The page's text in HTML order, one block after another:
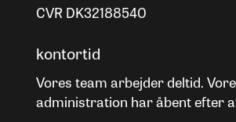
CVR DK32188540
kontortid
Vores team arbejder deltid.
administration har åbent efter